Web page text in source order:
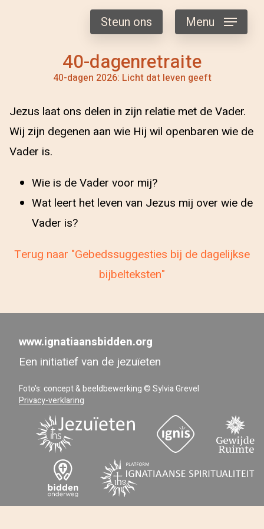
40-dagenretraite
40-dagen 2026: Licht dat leven geeft
Steun ons Menu
Jezus laat ons delen in zijn relatie met de Vader.
Wij zijn degenen aan wie Hij wil openbaren wie de
Vader is.
Wie is de Vader voor mij?
Wat leert het leven van Jezus mij over wie de
Vader is?
Terug naar "Gebedssuggesties bij de dagelijkse
bijbelteksten"
www.ignatiaansbidden.org
Een initiatief van de jezuïeten
Foto's: concept & beeldbewerking © Sylvia Grevel
Privacy-verklaring